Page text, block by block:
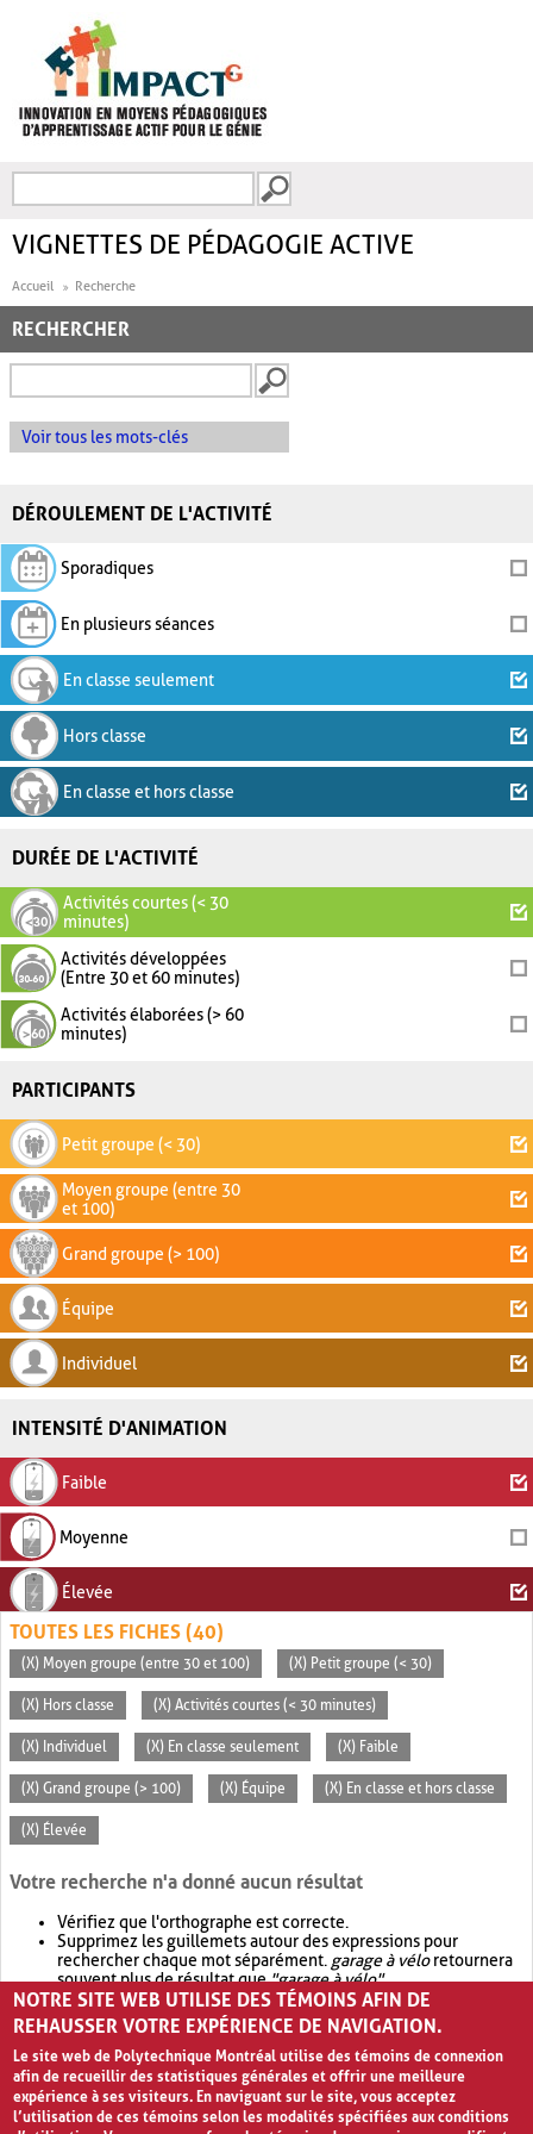
FORMULAIRE DE
VIGNETTES DE PÉDAGOGIE ACTIVE
Accueil Recherche
RECHERCHER
Voir tous les mots-clés
DÉROULEMENT DE L'ACTIVITÉ
Sporadiques
En plusieurs séances
En classe seulement
Hors classe
En classe et hors classe
DURÉE DE L'ACTIVITÉ
Activités courtes (< 30
minutes)
Activités développées
(Entre 30 et 60 minutes)
Activités élaborées (> 60
minutes)
PARTICIPANTS
Petit groupe (< 30)
Moyen groupe (entre 30
et 100)
Grand groupe (> 100)
Équipe
Individuel
INTENSITÉ D'ANIMATION
Faible
Moyenne
Élevée
TOUTES LES FICHES (40)
(X) Moyen groupe (entre 30 et 100) (X) Petit groupe (< 30)
(X) Hors classe (X) Activités courtes (< 30 minutes)
(X) Individuel (X) En classe seulement (X) Faible
(X) Grand groupe (> 100) (X) Équipe (X) En classe et hors classe
(X) Élevée
Votre recherche n'a donné aucun résultat
Vérifiez que l'orthographe est correcte.
Supprimez les guillemets autour des expressions pour
rechercher chaque mot séparément. garage à véloretournera
souvent plus de résultat que"garage à vélo".
Envisagez d'élargir votre recherche avec OR.garage OR vélo
retournera souvent plus de résultat quegarage à vélo
NOTRE SITE WEB UTILISE DES TÉMOINS AFIN DE
REHAUSSER VOTRE EXPÉRIENCE DE NAVIGATION.
Le site web de Polytechnique Montréal utilise des témoins de connexion
afin de recueillir des statistiques générales et offrir une meilleure
expérience à ses visiteurs. En naviguant sur le site, vous acceptez
l’utilisation de ces témoins selon les modalités spécifiées aux conditions